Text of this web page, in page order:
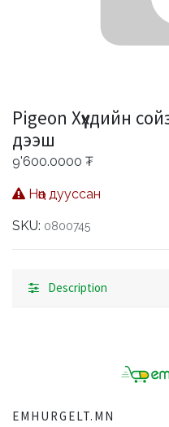
Pigeon Хүүхдийн
дээш
9'600.0000 ₮
Нөөц дууссан
SKU: 0800745
Description
EMHURGELT.MN